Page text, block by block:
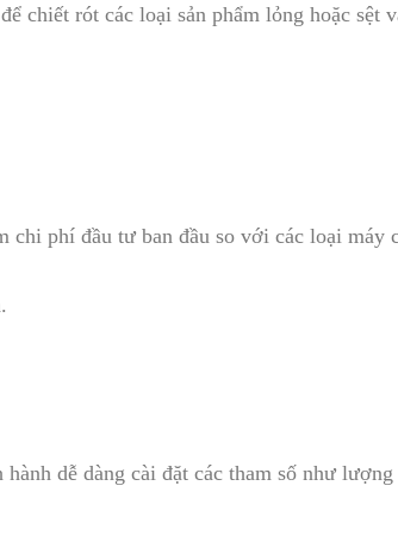
chiết rót các loại sản phẩm lỏng hoặc sệt
phí đầu tư ban đầu so với các loại máy
dễ dàng cài đặt các tham số như lượng